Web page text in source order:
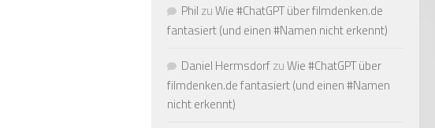
Phil zuWie #ChatGPT über filmdenken.de
fantasiert (und einen #Namen nicht erkennt)
Daniel HermsdorfzuWie #ChatGPT über
filmdenken.de fantasiert (und einen #Namen
nicht erkennt)